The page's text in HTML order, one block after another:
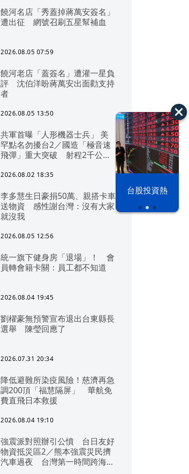
之下
台股投資熱
饒河名店「秀蓋掉蔣萬安簽名」
遭出征 網號召刷五星幫補血
2026.08.05 07:59
饒河老店「蓋簽名」遭灌一星負
評 沈伯洋盼蔣萬安出面勸支持
者
2026.08.05 13:50
共軍首曝「人形機器士兵」 美
罕點名勿擾台2／國造「極音速
飛彈」重大突破 射程2千公里
2026.08.02 18:35
李多慧生日豪捐50萬、親搭卡車
送物資 感性謝台灣：沒有大家
就沒我
2026.08.05 12:56
統一旗下健身房「退場」！ 會
員轉會籍卡關：員工都不知道
2026.08.04 19:45
劉櫂豪無預警宣布退出台東縣長
選舉 陳瑩回應了
2026.07.31 20:34
降低避難所染疫風險！慈濟再急
調200頂「福慧隔屏」 華航免
費直飛日本救援
2026.08.04 19:10
強震派對照辦引公憤 台日友好
物資抵災區2／熊本強震災民擠
汽車過夜 台灣第一時間跨海急